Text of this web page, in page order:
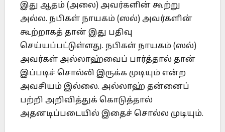
இது ஆதம் (அலை) அவர்களின் கூற்று
அல்ல. நபிகள் நாயகம் (ஸல்) அவர்களின்
கூற்றாகத் தான் இது பதிவு
செய்யப்பட்டுள்ளது. நபிகள் நாயகம் (ஸல்)
அவர்கள் அல்லாஹ்வைப் பார்த்தால் தான்
இப்படிச் சொல்லி இருக்க முடியும் என்ற
அவசியம் இல்லை. அல்லாஹ் தன்னைப்
பற்றி அறிவித்துக் கொடுத்தால்
அதனடிப்படையில் இதைச் சொல்ல முடியும்.